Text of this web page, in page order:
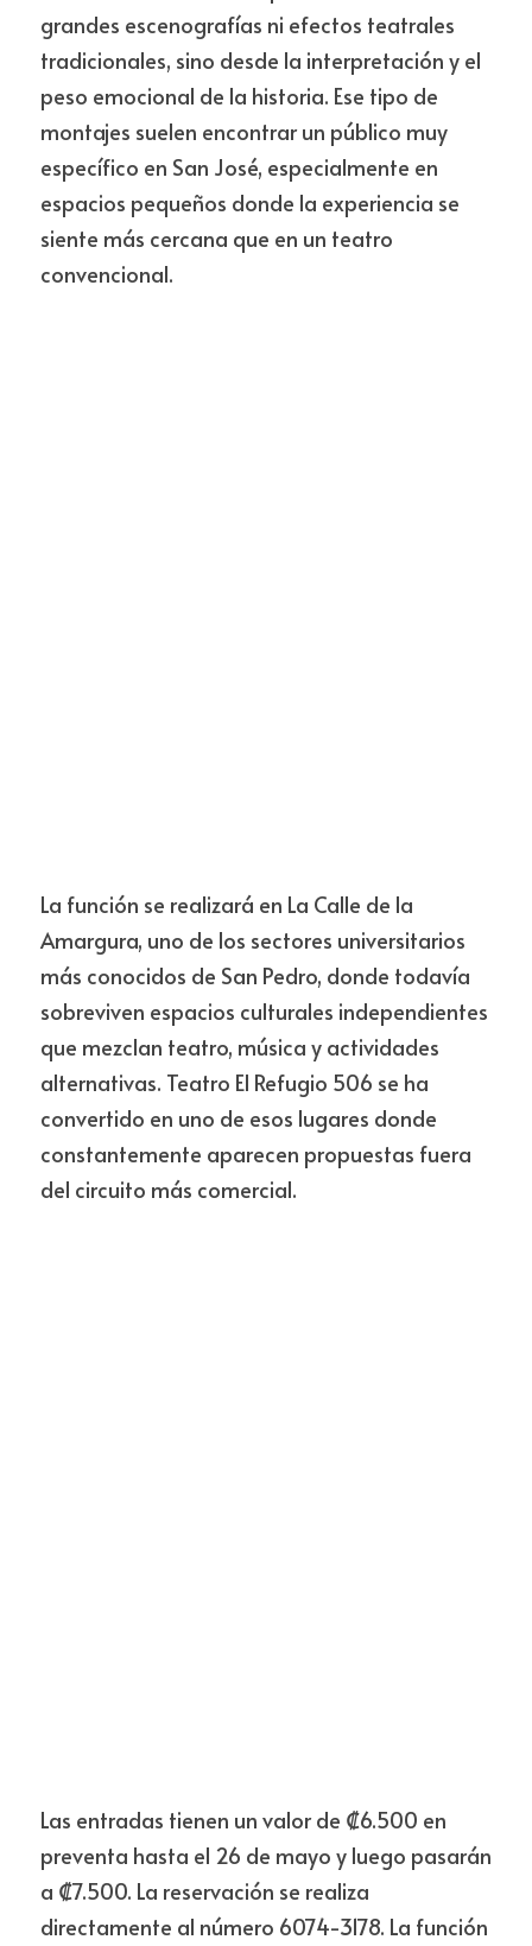
grandes escenografías ni efectos teatrales
tradicionales, sino desde la interpretación y el
peso emocional de la historia. Ese tipo de
montajes suelen encontrar un público muy
específico en San José, especialmente en
espacios pequeños donde la experiencia se
siente más cercana que en un teatro
convencional.
La función se realizará en La Calle de la
Amargura, uno de los sectores universitarios
más conocidos de San Pedro, donde todavía
sobreviven espacios culturales independientes
que mezclan teatro, música y actividades
alternativas. Teatro El Refugio 506 se ha
convertido en uno de esos lugares donde
constantemente aparecen propuestas fuera
del circuito más comercial.
Las entradas tienen un valor de ₡6.500 en
preventa hasta el 26 de mayo y luego pasarán
a ₡7.500. La reservación se realiza
directamente al número 6074-3178. La función